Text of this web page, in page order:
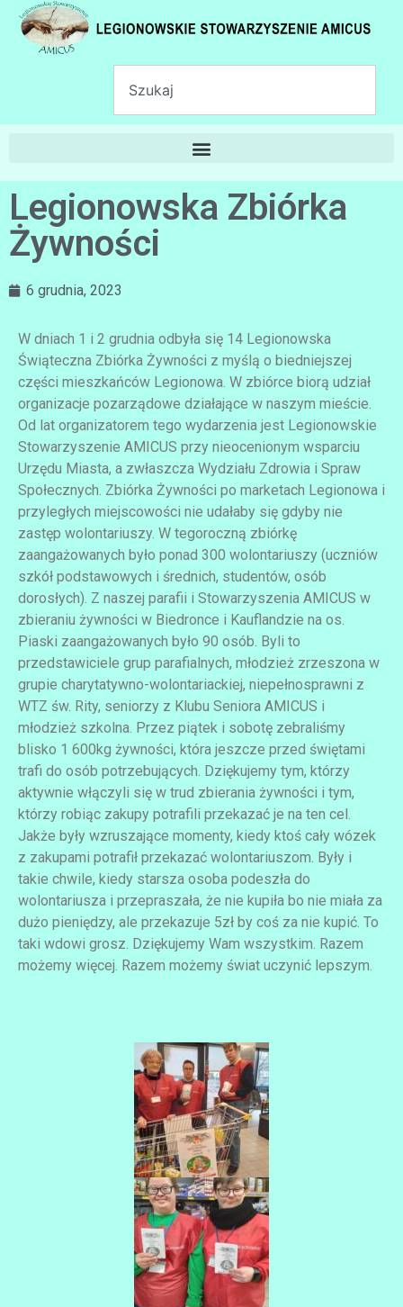
Legionowska Zbiórka
Żywności
6 grudnia, 2023
W dniach 1 i 2 grudnia odbyła się 14 Legionowska
Świąteczna Zbiórka Żywności z myślą o biedniejszej
części mieszkańców Legionowa. W zbiórce biorą udział
organizacje pozarządowe działające w naszym mieście.
Od lat organizatorem tego wydarzenia jest Legionowskie
Stowarzyszenie AMICUS przy nieocenionym wsparciu
Urzędu Miasta, a zwłaszcza Wydziału Zdrowia i Spraw
Społecznych. Zbiórka Żywności po marketach Legionowa i
przyległych miejscowości nie udałaby się gdyby nie
zastęp wolontariuszy. W tegoroczną zbiórkę
zaangażowanych było ponad 300 wolontariuszy (uczniów
szkół podstawowych i średnich, studentów, osób
dorosłych). Z naszej parafii i Stowarzyszenia AMICUS w
zbieraniu żywności w Biedronce i Kauflandzie na os.
Piaski zaangażowanych było 90 osób. Byli to
przedstawiciele grup parafialnych, młodzież zrzeszona w
grupie charytatywno-wolontariackiej, niepełnosprawni z
WTZ św. Rity, seniorzy z Klubu Seniora AMICUS i
młodzież szkolna. Przez piątek i sobotę zebraliśmy
blisko 1 600kg żywności, która jeszcze przed świętami
trafi do osób potrzebujących. Dziękujemy tym, którzy
aktywnie włączyli się w trud zbierania żywności i tym,
którzy robiąc zakupy potrafili przekazać je na ten cel.
Jakże były wzruszające momenty, kiedy ktoś cały wózek
z zakupami potrafił przekazać wolontariuszom. Były i
takie chwile, kiedy starsza osoba podeszła do
wolontariusza i przepraszała, że nie kupiła bo nie miała za
dużo pieniędzy, ale przekazuje 5zł by coś za nie kupić. To
taki wdowi grosz. Dziękujemy Wam wszystkim. Razem
możemy więcej. Razem możemy świat uczynić lepszym.